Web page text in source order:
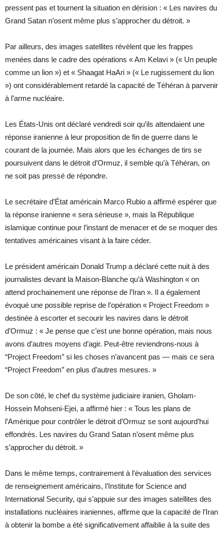
pressent pas et tournent la situation en dérision : « Les navires du
Grand Satan n’osent même plus s’approcher du détroit. »
Par ailleurs, des images satellites révèlent que les frappes
menées dans le cadre des opérations « Am Kelavi » (« Un peuple
comme un lion ») et « Shaagat HaAri » (« Le rugissement du lion
») ont considérablement retardé la capacité de Téhéran à parvenir
à l’arme nucléaire.
Les États-Unis ont déclaré vendredi soir qu’ils attendaient une
réponse iranienne à leur proposition de fin de guerre dans le
courant de la journée. Mais alors que les échanges de tirs se
poursuivent dans le détroit d’Ormuz, il semble qu’à Téhéran, on
ne soit pas pressé de répondre.
Le secrétaire d’État américain Marco Rubio a affirmé espérer que
la réponse iranienne « sera sérieuse », mais la République
islamique continue pour l’instant de menacer et de se moquer des
tentatives américaines visant à la faire céder.
Le président américain Donald Trump a déclaré cette nuit à des
journalistes devant la Maison-Blanche qu’à Washington « on
attend prochainement une réponse de l’Iran ». Il a également
évoqué une possible reprise de l’opération « Project Freedom »
destinée à escorter et secourir les navires dans le détroit
d’Ormuz : « Je pense que c’est une bonne opération, mais nous
avons d’autres moyens d’agir. Peut-être reviendrons-nous à
“Project Freedom” si les choses n’avancent pas — mais ce sera
“Project Freedom” en plus d’autres mesures. »
De son côté, le chef du système judiciaire iranien, Gholam-
Hossein Mohseni-Ejei, a affirmé hier : « Tous les plans de
l’Amérique pour contrôler le détroit d’Ormuz se sont aujourd’hui
effondrés. Les navires du Grand Satan n’osent même plus
s’approcher du détroit. »
Dans le même temps, contrairement à l’évaluation des services
de renseignement américains, l’Institute for Science and
International Security, qui s’appuie sur des images satellites des
installations nucléaires iraniennes, affirme que la capacité de l’Iran
à obtenir la bombe a été significativement affaiblie à la suite des